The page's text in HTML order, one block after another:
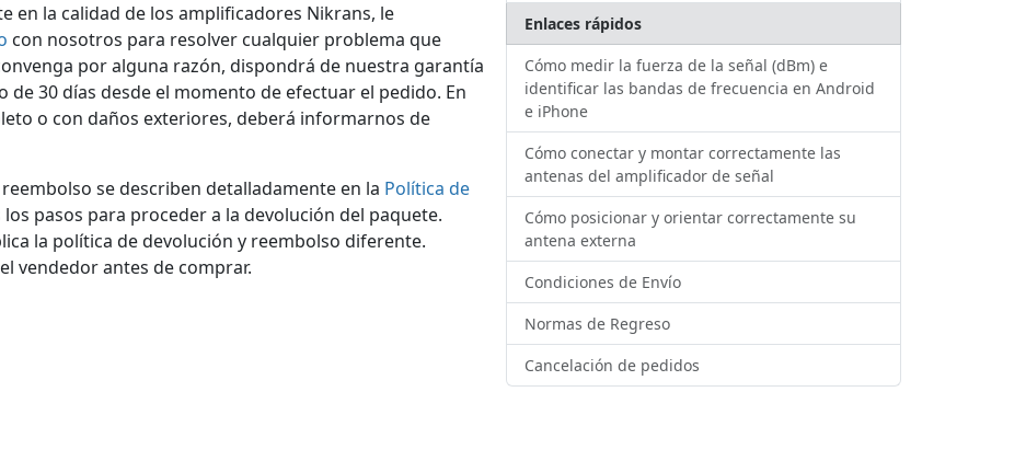
en la calidad de los amplificadores Nikrans, le
con nosotros para resolver cualquier problema que
por alguna razón, dispondrá de nuestra garantía
30 días desde el momento de efectuar el pedido. En
o con daños exteriores, deberá informarnos de
se describen detalladamente en la Política de
pasos para proceder a la devolución del paquete.
la política de devolución y reembolso diferente.
vendedor antes de comprar.
Enlaces rápidos
Cómo medir la fuerza de la señal (dBm) e
identificar las bandas de frecuencia en Android
e iPhone
Cómo conectar y montar correctamente las
antenas del amplificador de señal
Cómo posicionar y orientar correctamente su
antena externa
Condiciones de Envío
Normas de Regreso
Cancelación de pedidos